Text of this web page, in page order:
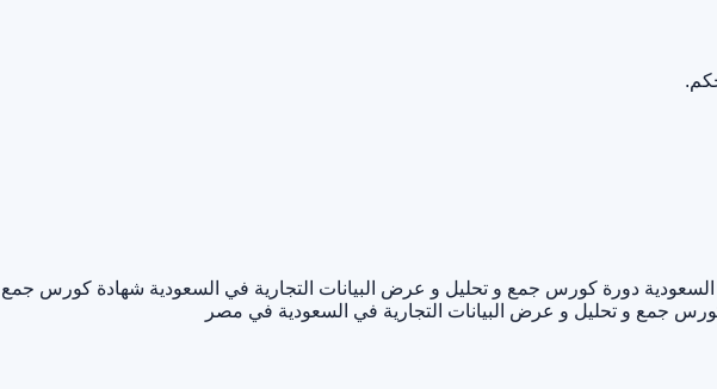
دورة كورس جمع و تحليل و عرض البيانات التجارية في السعودية شهادة كورس جمع
جمع و تحليل و عرض البيانات التجارية في السعودية في مصر